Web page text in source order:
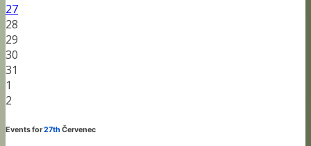
27
28
29
30
31
1
2
Events for27th Červenec